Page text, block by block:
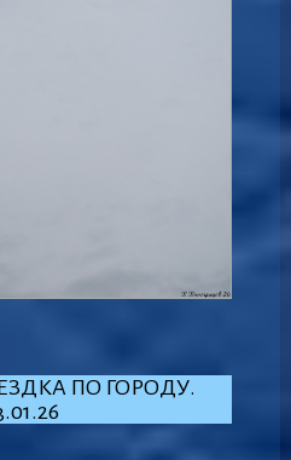
ПО ГОРОДУ.